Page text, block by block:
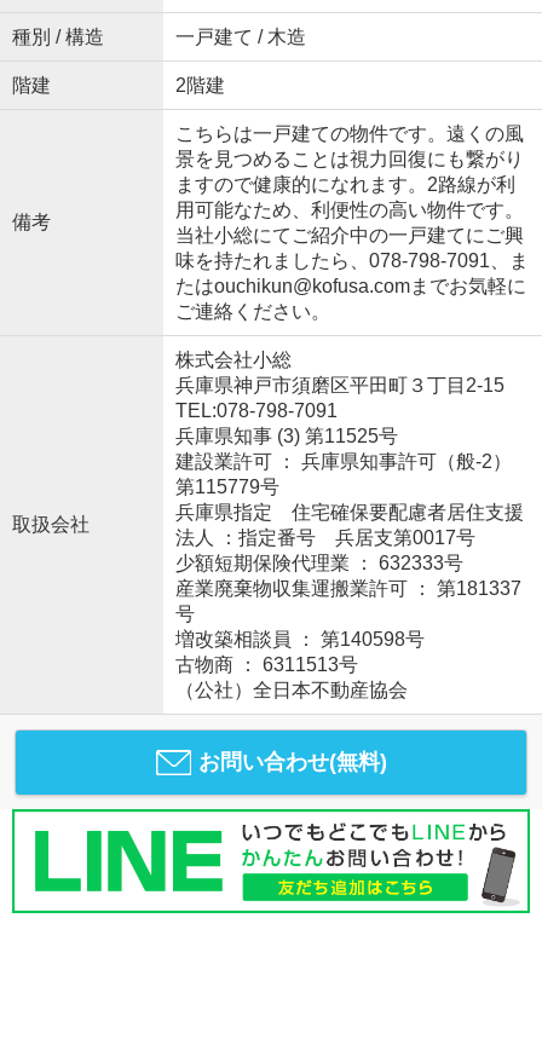
種別 / 構造 一戸建て / 木造
階建 2階建
備考
こちらは一戸建ての物件です。遠くの風
景を見つめることは視力回復にも繋がり
ますので健康的になれます。2路線が利
用可能なため、利便性の高い物件です。
当社小総にてご紹介中の一戸建てにご興
味を持たれましたら、078-798-7091、ま
たはouchikun@kofusa.comまでお気軽に
ご連絡ください。
取扱会社
株式会社小総
兵庫県神戸市須磨区平田町３丁目2-15
TEL:078-798-7091
兵庫県知事 (3) 第11525号
建設業許可 ： 兵庫県知事許可（般-2）
第115779号
兵庫県指定 住宅確保要配慮者居住支援
法人 ：指定番号 兵居支第0017号
少額短期保険代理業 ： 632333号
産業廃棄物収集運搬業許可 ： 第181337
号
増改築相談員 ： 第140598号
古物商 ： 6311513号
（公社）全日本不動産協会
お問い合わせ(無料)